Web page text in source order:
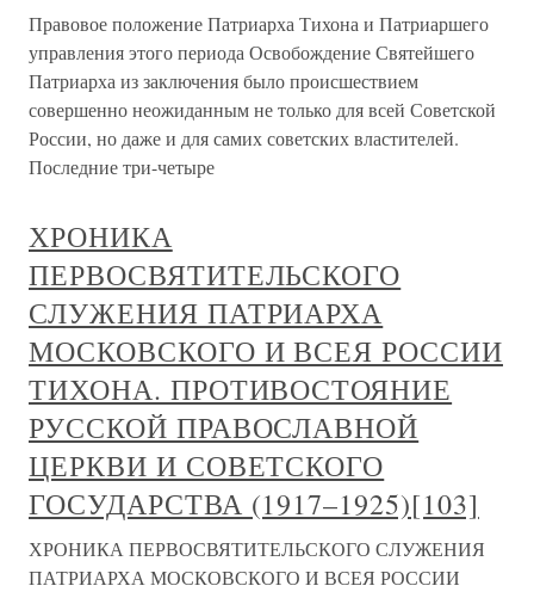
Правовое положение Патриарха Тихона и Патриаршего
управления этого периода Освобождение Святейшего
Патриарха из заключения было происшествием
совершенно неожиданным не только для всей Советской
России, но даже и для самих советских властителей.
Последние три-четыре
ХРОНИКА
ПЕРВОСВЯТИТЕЛЬСКОГО
СЛУЖЕНИЯ ПАТРИАРХА
МОСКОВСКОГО И ВСЕЯ РОССИИ
ТИХОНА. ПРОТИВОСТОЯНИЕ
РУССКОЙ ПРАВОСЛАВНОЙ
ЦЕРКВИ И СОВЕТСКОГО
ГОСУДАРСТВА (1917–1925)[103]
ХРОНИКА ПЕРВОСВЯТИТЕЛЬСКОГО СЛУЖЕНИЯ
ПАТРИАРХА МОСКОВСКОГО И ВСЕЯ РОССИИ